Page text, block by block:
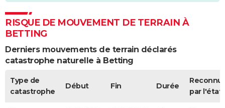
RISQUE DE MOUVEMENT DE TERRAIN À
BETTING
Derniers mouvements de terrain déclarés
catastrophe naturelle à Betting
Type de
catastrophe
Début Fin Durée
par l'état